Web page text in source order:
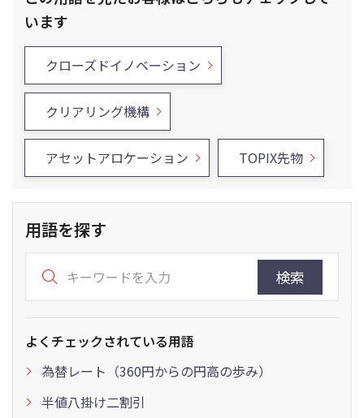
います
クローズドイノベーション
クリアリング機構
アセットアロケーション TOPIX先物
用語を探す
検索
よくチェックされている用語
為替レート（360円からの円高の歩み）
半値八掛け二割引